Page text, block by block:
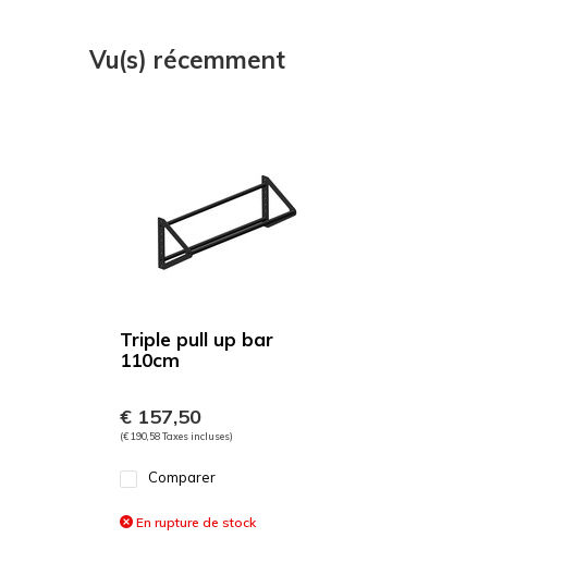
Vu(s) récemment
Triple pull up bar
110cm
€ 157,50
(€ 190,58 Taxes incluses)
Comparer
En rupture de stock